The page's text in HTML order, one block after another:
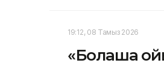
19:12, 08 Тамыз 2026
«Болашақ